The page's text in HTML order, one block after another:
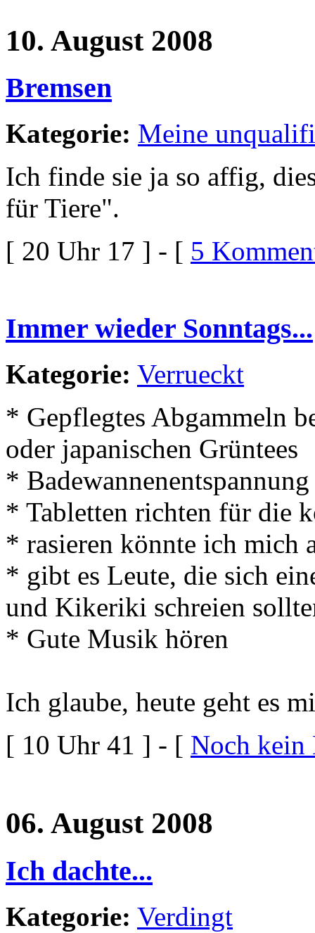
10. August 2008
Bremsen
Kategorie: Meine
Ich finde sie ja so affig,
für Tiere".
[ 20 Uhr 17 ] - [ 5
Immer wieder Sonntags...
Kategorie: Verrueckt
* Gepflegtes Abgammeln
oder japanischen Grüntees
* Badewannenentspannung
* Tabletten richten für die
* rasieren könnte ich mich
* gibt es Leute, die sich
und Kikeriki schreien
* Gute Musik hören
Ich glaube, heute geht es
[ 10 Uhr 41 ] - [ Noch kein
06. August 2008
Ich dachte...
Kategorie: Verdingt